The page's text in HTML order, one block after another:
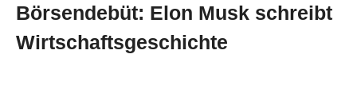
Börsendebüt: Elon Musk schreibt
Wirtschaftsgeschichte